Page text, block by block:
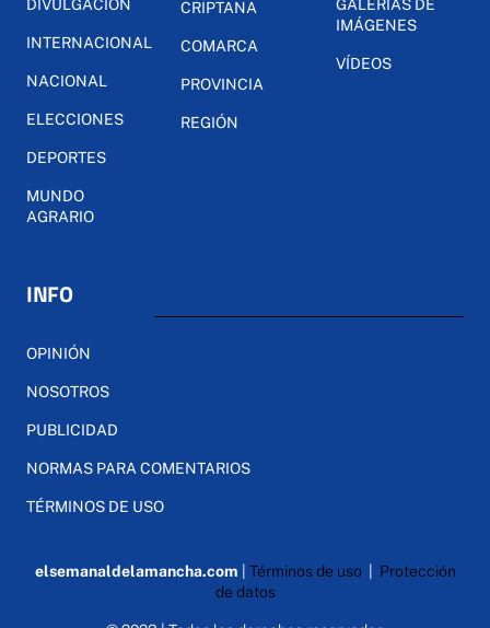
DIVULGACIÓN
INTERNACIONAL
NACIONAL
ELECCIONES
DEPORTES
MUNDO
AGRARIO
CRIPTANA
COMARCA
PROVINCIA
REGIÓN
GALERÍAS DE
IMÁGENES
VÍDEOS
INFO
OPINIÓN
NOSOTROS
PUBLICIDAD
NORMAS PARA COMENTARIOS
TÉRMINOS DE USO
elsemanaldelamancha.com Términos de uso| Protección
de datos